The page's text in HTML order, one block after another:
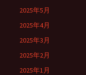
2025年5月
2025年4月
2025年3月
2025年2月
2025年1月